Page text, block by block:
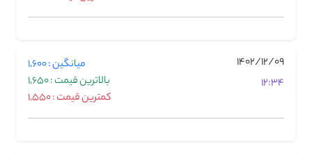
1402/12/09
12:34
میانگین : 1,600
بالاترین قیمت : 1,650
کمترین قیمت : 1,550